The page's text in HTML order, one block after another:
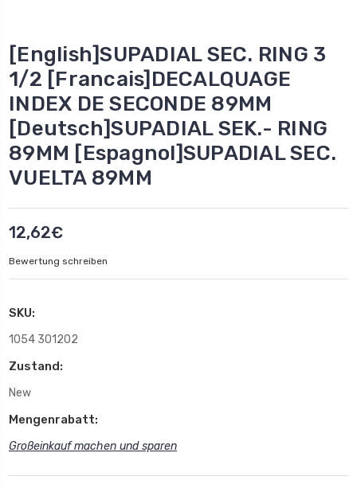
[English]SUPADIAL SEC. RING 3
1/2 [Francais]DECALQUAGE
INDEX DE SECONDE 89MM
[Deutsch]SUPADIAL SEK.- RING
89MM [Espagnol]SUPADIAL SEC.
VUELTA 89MM
12,62€
Bewertung schreiben
SKU:
1054 301202
Zustand:
New
Mengenrabatt:
Großeinkauf machen und sparen